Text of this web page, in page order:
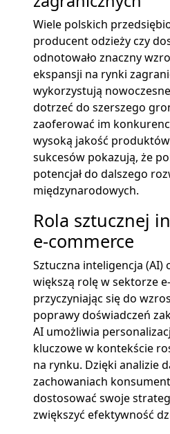
Wiele polskich
producent odzieży czy
odnotowało znaczny
ekspansji na rynki
wykorzystują
dotrzeć do szerszego
zaoferować im
wysoką jakość
sukcesów pokazują, że
potencjał do dalszego
międzynarodowych.
Rola sztucznej
e-commerce
Sztuczna inteligencja (AI)
większą rolę w sektorze
przyczyniając się do
poprawy doświadczeń
AI umożliwia
kluczowe w kontekście
na rynku. Dzięki analizie
zachowaniach
dostosować swoje
zwiększyć efektywność